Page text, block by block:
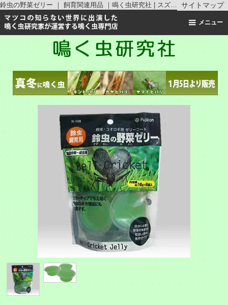
鈴虫の野菜ゼリー ｜ 飼育関連用品 ｜鳴く虫研究社 | スズムシ マツムシ キリギリス 通販 サイトマップ
メニュー